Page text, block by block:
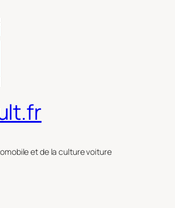
et de la culture voiture